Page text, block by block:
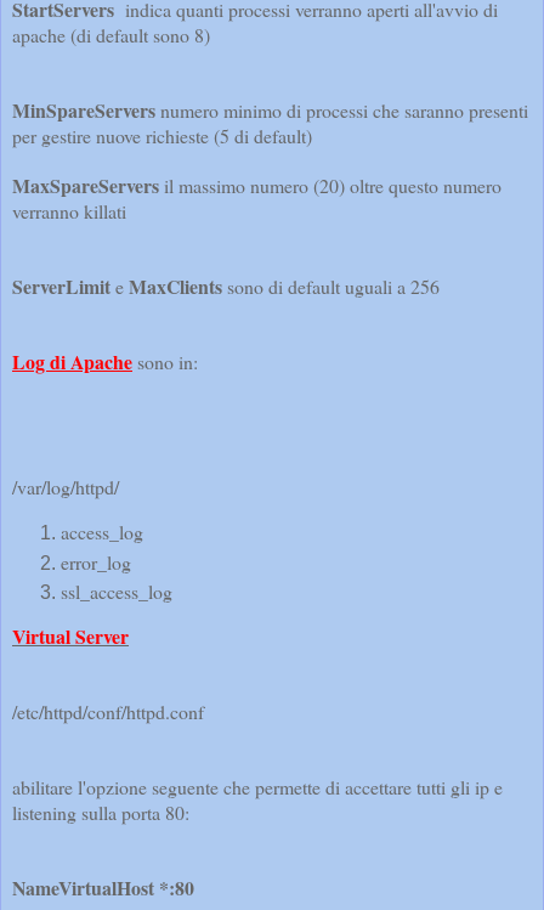
StartServers indica quanti processi verranno aperti all'avvio di
apache (di default sono 8)
MinSpareServersnumero minimo di processi che saranno presenti
per gestire nuove richieste (5 di default)
MaxSpareServersil massimo numero (20) oltre questo numero
verranno killati
ServerLimiteMaxClientssono di default uguali a 256
Log di Apachesono in:
/var/log/httpd/
access_log
error_log
ssl_access_log
Virtual Server
/etc/httpd/conf/httpd.conf
abilitare l'opzione seguente che permette di accettare tutti gli ip e
listening sulla porta 80:
NameVirtualHost *:80